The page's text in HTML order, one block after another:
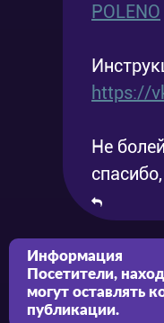
POLENO
https://
Не
Информация
Посетители,
могут оставлять
публикации.